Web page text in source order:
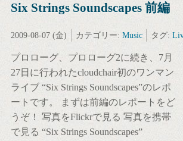
Six Strings Soundscapes 前編
2009-08-07 (金) カテゴリー: Music タグ:
プロローグ、プロローグ2に続き、7月
27日に行われたcloudchair初のワンマン
ライブ “Six Strings Soundscapes”のレポ
ートです。 まずは前編のレポートをど
うぞ！ 写真をFlickrで見る 写真を携帯
で見る “Six Strings Soundscapes”